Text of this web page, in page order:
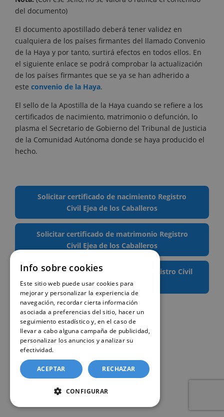
del documento)
El documento apostillado deberá tener validez en
cualquiera de los países firmantes del llamado Convenio
de la Haya y por tanto, surtirá efectos en todos ellos. En
el siguiente enlace se podrá comprobar la actualización
de los países firmantes que se ya se han adherido a
este convenio de la Haya.
El sello de la Apostilla de la Haya cuando se refiere a los
certificados de nacimiento, matrimonio o defunción, lo
plasma el Secretario de Gobierno del Tribunal de Justicia
de la Comunidad Autónoma donde se haya producido el
hecho.
Solicitar certificado de nacimiento Registro
Civil Ejea de los Caballeros
Solicitar certificado de matrimonio Registro
Civil Ejea de los Caballeros
Solicitar certificado de defunción Registro Civil
Ejea de los Caballeros
Info sobre cookies
Este sitio web puede usar cookies para
mejorar y personalizar la experiencia de
navegación, recordar cierta información
asociada a preferencias del sitio, hacer un
seguimiento estadístico y, en el caso de
llevar a cabo alguna campaña de publicidad,
personalizar los anuncios y analizar su
efectividad.
ACEPTAR RECHAZAR
CONFIGURAR